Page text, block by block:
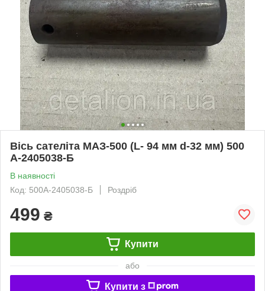
Вісь сателіта МАЗ-500 (L- 94 мм d-32 мм) 500
А-2405038-Б
В наявності
Код: 500А-2405038-Б
Роздріб
499 ₴
Купити
або
Купити з